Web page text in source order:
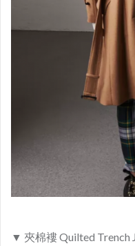
▼ 夾棉褸Quilted Trench